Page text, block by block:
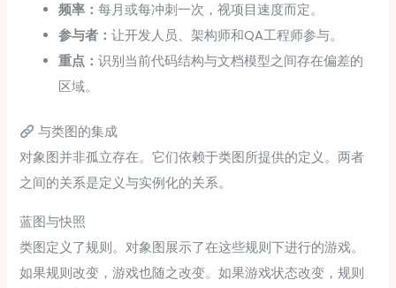
频率：每月或每冲刺一次，视项目速度而定。
参与者：让开发人员、架构师和QA工程师参与。
重点：识别当前代码结构与文档模型之间存在偏差的
区域。
与类图的集成
对象图并非孤立存在。它们依赖于类图所提供的定义。两者
之间的关系是定义与实例化的关系。
蓝图与快照
类图定义了规则。对象图展示了在这些规则下进行的游戏。
如果规则改变，游戏也随之改变。如果游戏状态改变，规则